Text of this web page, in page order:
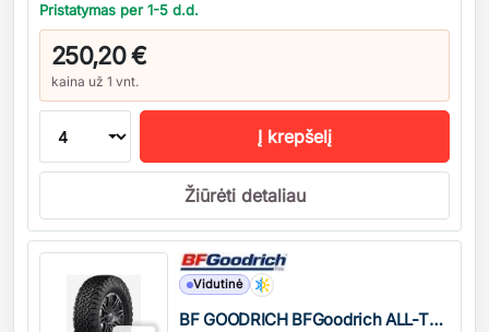
Pristatymas per 1-5 d.d.
250,20 €
kaina už 1 vnt.
Į krepšelį
Žiūrėti detaliau
Vidutinė
BF GOODRICH BFGoodrich ALL-TERRAIN T/A KO3
Kiekis